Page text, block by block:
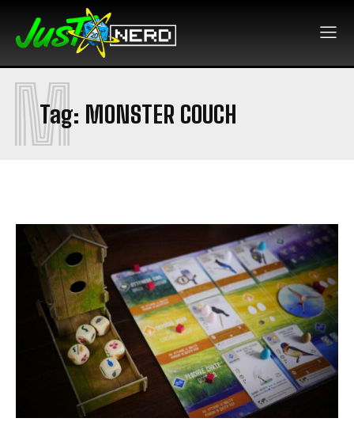
Tag: MONSTER COUCH
M